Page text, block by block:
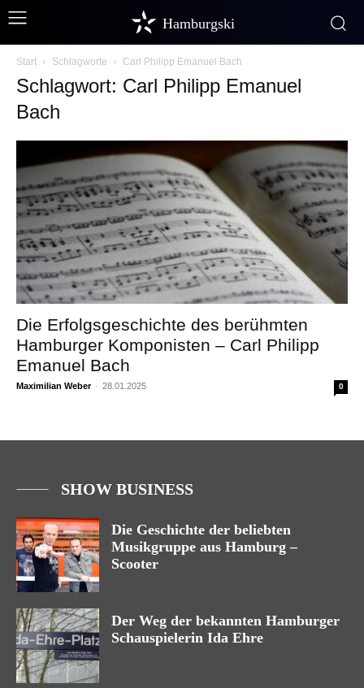
Hamburgski
Start Schlagworte Carl Philipp Emanuel Bach
Schlagwort: Carl Philipp Emanuel
Bach
Die Erfolgsgeschichte des berühmten
Hamburger Komponisten – Carl Philipp
Emanuel Bach
Maximilian Weber - 28.01.2025 0
SHOW BUSINESS
Die Geschichte der beliebten
Musikgruppe aus Hamburg –
Scooter
Der Weg der bekannten Hamburger
Schauspielerin Ida Ehre